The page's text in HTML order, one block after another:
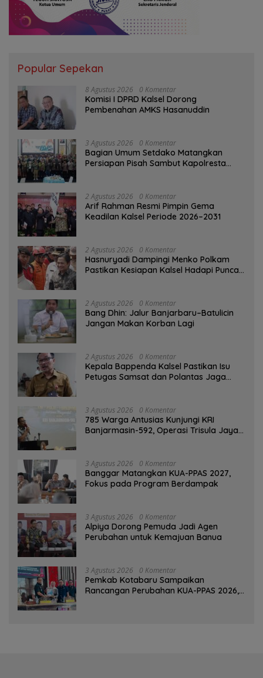
Popular Sepekan
8 Agustus 2026 0 Komentar
Komisi I DPRD Kalsel Dorong
Pembenahan AMKS Hasanuddin
3 Agustus 2026 0 Komentar
Bagian Umum Setdako Matangkan
Persiapan Pisah Sambut Kapolresta
2 Agustus 2026 0 Komentar
Arif Rahman Resmi Pimpin Gema
Keadilan Kalsel Periode 2026–2031
2 Agustus 2026 0 Komentar
Hasnuryadi Dampingi Menko Polkam
Pastikan Kesiapan Kalsel Hadapi Puncak
2 Agustus 2026 0 Komentar
Bang Dhin: Jalur Banjarbaru–Batulicin
Jangan Makan Korban Lagi
2 Agustus 2026 0 Komentar
Kepala Bappenda Kalsel Pastikan Isu
Petugas Samsat dan Polantas Jaga
3 Agustus 2026 0 Komentar
785 Warga Antusias Kunjungi KRI
Banjarmasin-592, Operasi Trisula Jaya
3 Agustus 2026 0 Komentar
‎Banggar Matangkan KUA-PPAS 2027,
Fokus pada Program Berdampak
3 Agustus 2026 0 Komentar
‎Alpiya Dorong Pemuda Jadi Agen
Perubahan untuk Kemajuan Banua ‎
3 Agustus 2026 0 Komentar
Pemkab Kotabaru Sampaikan
Rancangan Perubahan KUA-PPAS 2026,